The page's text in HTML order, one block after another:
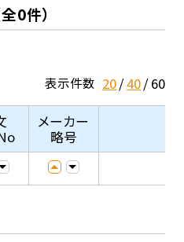
0件）
表示件数 20 40 60
メーカー
略号